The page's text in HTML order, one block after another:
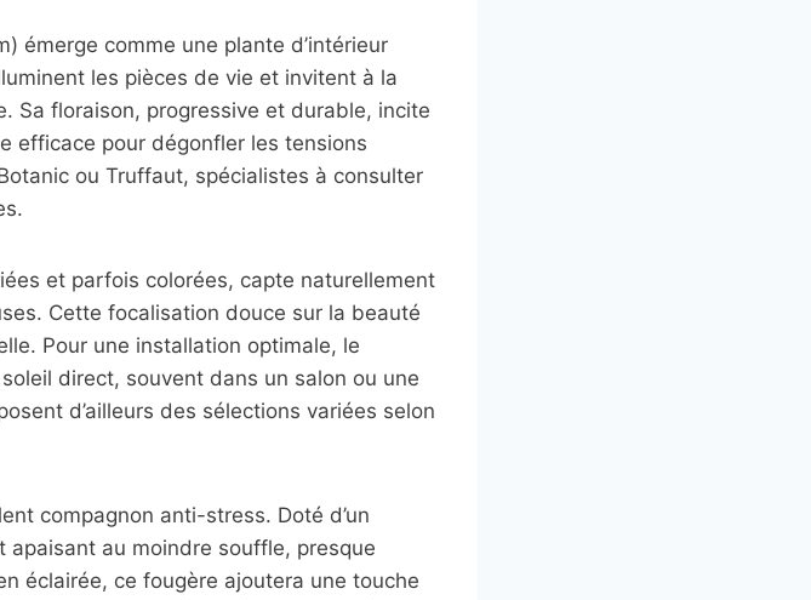
émerge comme une plante d’intérieur
les pièces de vie et invitent à la
Sa floraison, progressive et durable, incite
efficace pour dégonfler les tensions
ou Truffaut, spécialistes à consulter
et parfois colorées, capte naturellement
Cette focalisation douce sur la beauté
Pour une installation optimale, le
direct, souvent dans un salon ou une
d’ailleurs des sélections variées selon
compagnon anti-stress. Doté d’un
au moindre souffle, presque
éclairée, ce fougère ajoutera une touche